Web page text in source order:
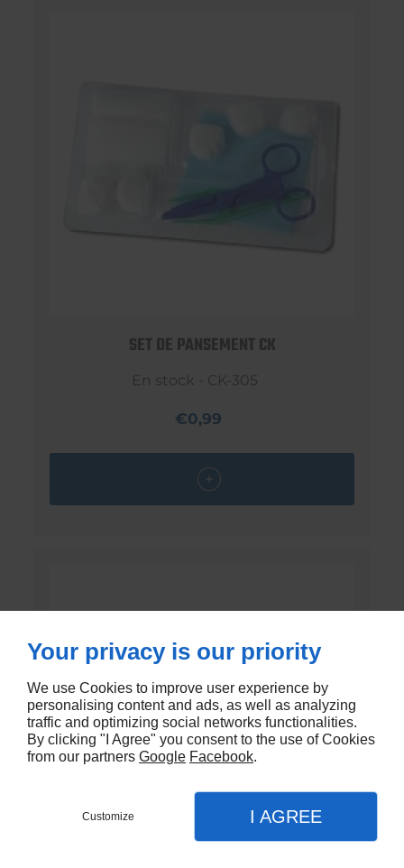
SET DE PANSEMENT CK
En stock - CK-305
€0,99
Your privacy is our priority
We use Cookies to improve user experience by
personalising content and ads, as well as analyzing
traffic and optimizing social networks functionalities.
By clicking "I Agree" you consent to the use of Cookies
from our partners Google Facebook.
Customize I AGREE